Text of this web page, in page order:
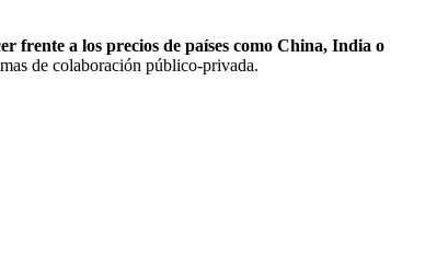
frente a los precios de países como China, India o
de colaboración público-privada.